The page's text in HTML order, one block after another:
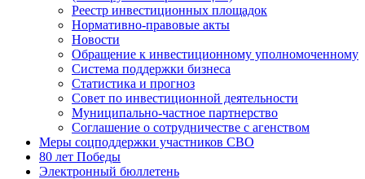
Реестр инвестиционных площадок
Нормативно-правовые акты
Новости
Обращение к инвестиционному уполномоченному
Система поддержки бизнеса
Статистика и прогноз
Совет по инвестиционной деятельности
Муниципально-частное партнерство
Соглашение о сотрудничестве с агенством
Меры соцподдержки участников СВО
80 лет Победы
Электронный бюллетень